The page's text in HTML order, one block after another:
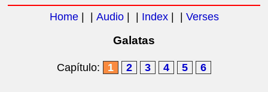
Home| | Audio| | Index| | Verses
Galatas
Capítulo: 1 2 3 4 5 6